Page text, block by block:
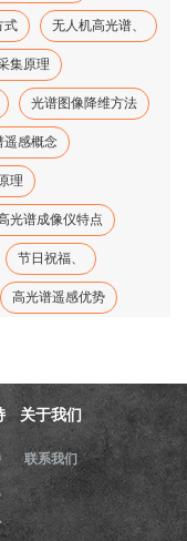
式 无人机高光谱、
集原理
光谱图像降维方法
遥感概念
理
光谱成像仪特点
节日祝福、
高光谱遥感优势
关于我们
联系我们